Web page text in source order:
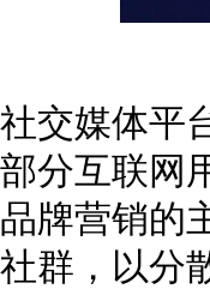
社交媒体平
部分互联网
品牌营销的
社群，以分